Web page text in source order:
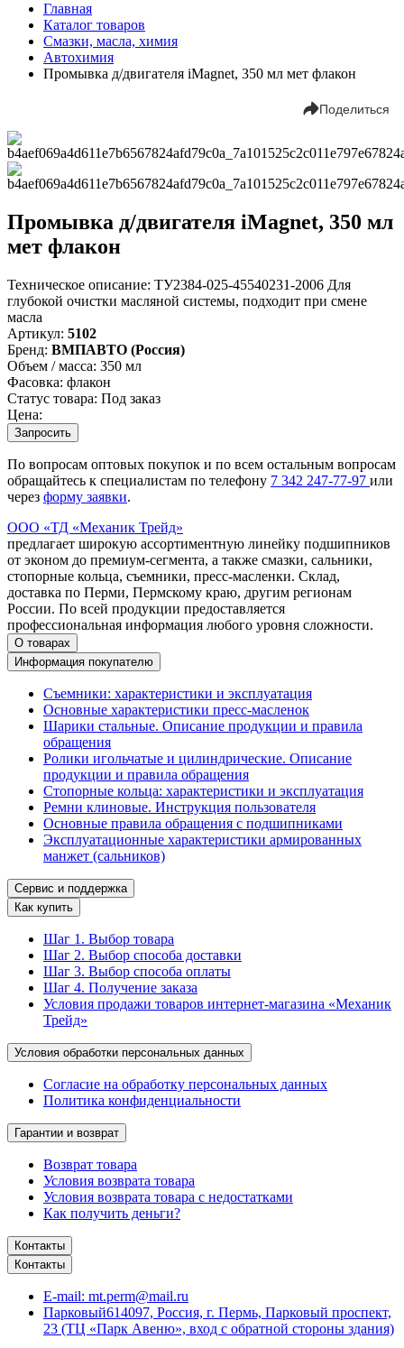
Главная
Каталог товаров
Смазки, масла, химия
Автохимия
Промывка д/двигателя iMagnet, 350 мл мет флакон
Поделиться
Промывка д/двигателя iMagnet, 350 мл
мет флакон
Техническое описание: ТУ2384-025-45540231-2006 Для
глубокой очистки масляной системы, подходит при смене
масла
Артикул: 5102
Бренд: ВМПАВТО (Россия)
Объем / масса: 350 мл
Фасовка: флакон
Статус товара: Под заказ
Цена:
Запросить
По вопросам оптовых покупок и по всем остальным вопросам
обращайтесь к специалистам по телефону 7 342 247-77-97 или
через форму заявки.
ООО «ТД «Механик Трейд»
предлагает широкую ассортиментную линейку подшипников
от эконом до премиум-сегмента, а также смазки, сальники,
стопорные кольца, съемники, пресс-масленки. Склад,
доставка по Перми, Пермскому краю, другим регионам
России. По всей продукции предоставляется
профессиональная информация любого уровня сложности.
О товарах
Информация покупателю
Съемники: характеристики и эксплуатация
Основные характеристики пресс‑масленок
Шарики стальные. Описание продукции и правила
обращения
Ролики игольчатые и цилиндрические. Описание
продукции и правила обращения
Стопорные кольца: характеристики и эксплуатация
Ремни клиновые. Инструкция пользователя
Основные правила обращения с подшипниками
Эксплуатационные характеристики армированных
манжет (сальников)
Сервис и поддержка
Как купить
Шаг 1. Выбор товара
Шаг 2. Выбор способа доставки
Шаг 3. Выбор способа оплаты
Шаг 4. Получение заказа
Условия продажи товаров интернет-магазина «Механик
Трейд»
Условия обработки персональных данных
Согласие на обработку персональных данных
Политика конфиденциальности
Гарантии и возврат
Возврат товара
Условия возврата товара
Условия возврата товара с недостатками
Как получить деньги?
Контакты
Контакты
E-mail: mt.perm@mail.ru
Парковый614097, Россия, г. Пермь, Парковый проспект,
23 (ТЦ «Парк Авеню», вход с обратной стороны здания)